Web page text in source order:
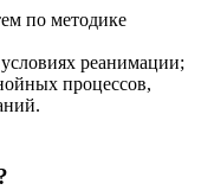
по методике
реанимации;
процессов,